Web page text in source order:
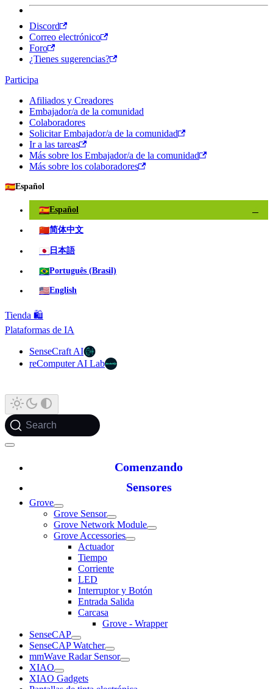
Discord
Correo electrónico
Foro
¿Tienes sugerencias?
Participa
Afiliados y Creadores
Embajador/a de la comunidad
Colaboradores
Solicitar Embajador/a de la comunidad
Ir a las tareas
Más sobre los Embajador/a de la comunidad
Más sobre los colaboradores
🇪🇸Español
🇪🇸Español
🇨🇳简体中文
🇯🇵 日本語
🇧🇷Português (Brasil)
🇺🇸English
Tienda 🛍️
Plataformas de IA
SenseCraft AI
reComputer AI Lab
Search
Comenzando
Sensores
Grove
Grove Sensor
Grove Network Module
Grove Accessories
Actuador
Tiempo
Corriente
LED
Interruptor y Botón
Entrada Salida
Carcasa
Grove - Wrapper
SenseCAP
SenseCAP Watcher
mmWave Radar Sensor
XIAO
XIAO Gadgets